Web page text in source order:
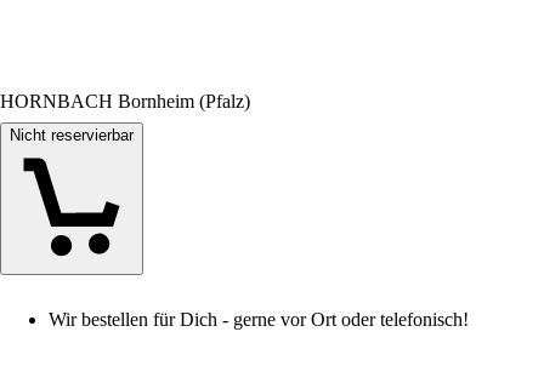
HORNBACH Bornheim (Pfalz)
Nicht reservierbar
Wir bestellen für Dich - gerne vor Ort oder telefonisch!